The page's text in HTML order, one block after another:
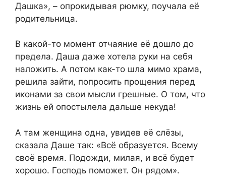
Дашка», – опрокидывая рюмку, поучала её
родительница.
В какой-то момент отчаяние её дошло до
предела. Даша даже хотела руки на себя
наложить. А потом как-то шла мимо храма,
решила зайти, попросить прощения перед
иконами за свои мысли грешные. О том, что
жизнь ей опостылела дальше некуда!
А там женщина одна, увидев её слёзы,
сказала Даше так: «Всё образуется. Всему
своё время. Подожди, милая, и всё будет
хорошо. Господь поможет. Он рядом».